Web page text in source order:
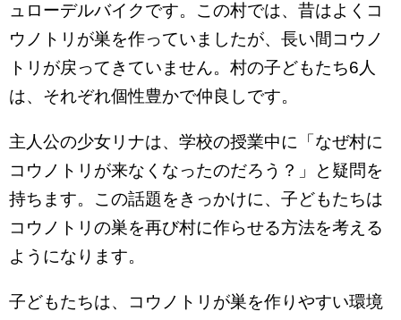
ュローデルバイクです。この村では、昔はよくコ
ウノトリが巣を作っていましたが、長い間コウノ
トリが戻ってきていません。村の子どもたち6人
は、それぞれ個性豊かで仲良しです。
主人公の少女リナは、学校の授業中に「なぜ村に
コウノトリが来なくなったのだろう？」と疑問を
持ちます。この話題をきっかけに、子どもたちは
コウノトリの巣を再び村に作らせる方法を考える
ようになります。
子どもたちは、コウノトリが巣を作りやすい環境